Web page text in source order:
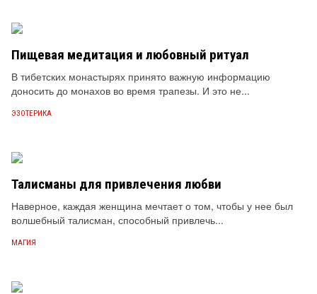
Пищевая медитация и любовный ритуал
В тибетских монастырях принято важную информацию
доносить до монахов во время трапезы. И это не...
ЭЗОТЕРИКА
Талисманы для привлечения любви
Наверное, каждая женщина мечтает о том, чтобы у нее был
волшебный талисман, способный привлечь...
МАГИЯ